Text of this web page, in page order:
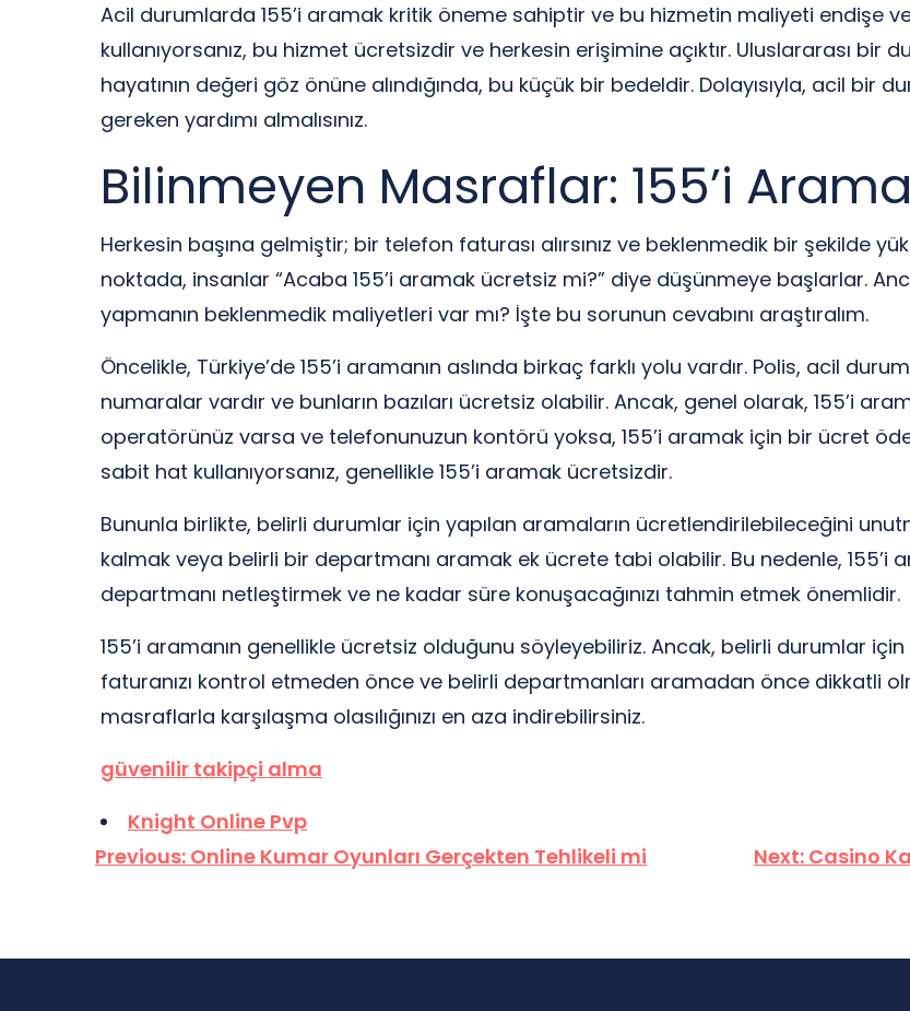
Acil durumlarda 155’i aramak kritik öneme sahiptir ve bu hizmetin maliyeti endişe
kullanıyorsanız, bu hizmet ücretsizdir ve herkesin erişimine açıktır. Uluslararası
hayatının değeri göz önüne alındığında, bu küçük bir bedeldir. Dolayısıyla, acil bir
gereken yardımı almalısınız.
Bilinmeyen Masraflar: 155’i
Herkesin başına gelmiştir; bir telefon faturası alırsınız ve beklenmedik bir şekilde
noktada, insanlar “Acaba 155’i aramak ücretsiz mi?” diye düşünmeye başlarlar.
yapmanın beklenmedik maliyetleri var mı? İşte bu sorunun cevabını araştıralım.
Öncelikle, Türkiye’de 155’i aramanın aslında birkaç farklı yolu vardır. Polis, acil
numaralar vardır ve bunların bazıları ücretsiz olabilir. Ancak, genel olarak, 155’i
operatörünüz varsa ve telefonunuzun kontörü yoksa, 155’i aramak için bir ücret
sabit hat kullanıyorsanız, genellikle 155’i aramak ücretsizdir.
Bununla birlikte, belirli durumlar için yapılan aramaların ücretlendirilebileceğini
kalmak veya belirli bir departmanı aramak ek ücrete tabi olabilir. Bu nedenle,
departmanı netleştirmek ve ne kadar süre konuşacağınızı tahmin etmek önemlidir.
155’i aramanın genellikle ücretsiz olduğunu söyleyebiliriz. Ancak, belirli durumlar
faturanızı kontrol etmeden önce ve belirli departmanları aramadan önce dikkatli
masraflarla karşılaşma olasılığınızı en aza indirebilirsiniz.
güvenilir takipçi alma
Knight Online Pvp
Yazı
Previous: Online Kumar Oyunları Gerçekten Tehlikeli mi Next: Casino